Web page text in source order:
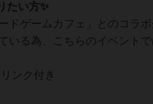
たい方✨
ドゲームカフェ」とのコラ
いる為、こちらのイベント
ンク付き